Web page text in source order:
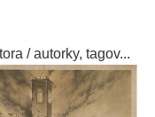
/ autorky, tagov...